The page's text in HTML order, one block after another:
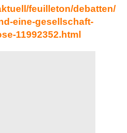
feuilleton/debatten/
eine-gesellschaft-
11992352.html